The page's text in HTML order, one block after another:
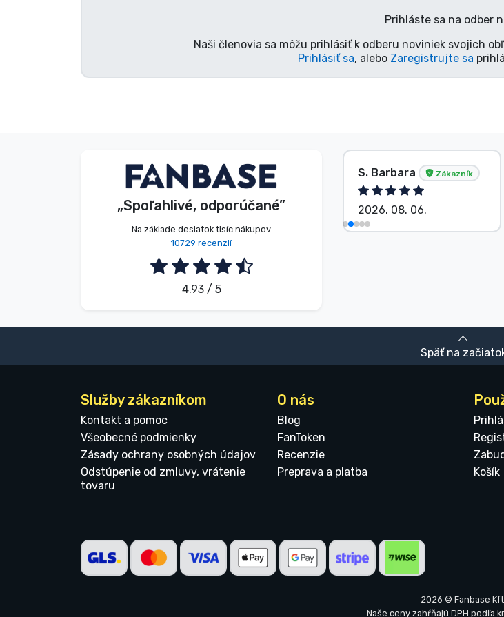
Prihláste sa na odber
Naši členovia sa môžu prihlásiť k odberu noviniek svojich
Prihlásiť sa, alebo Zaregistrujte sa
„Spoľahlivé, odporúčané”
Na základe desiatok tisíc nákupov
10729 recenzií
4.93 / 5
V. Éva Zákazník
2026. 08. 06.
S. Barbara Zákazník
2026. 08. 06.
Späť na
Služby zákazníkom
Kontakt a pomoc
Všeobecné podmienky
Zásady ochrany osobných údajov
Odstúpenie od zmluvy, vrátenie
tovaru
O nás
Blog
FanToken
Recenzie
Preprava a platba
Košík
2026 © Fanbase
Naše ceny zahŕňajú DPH podľa